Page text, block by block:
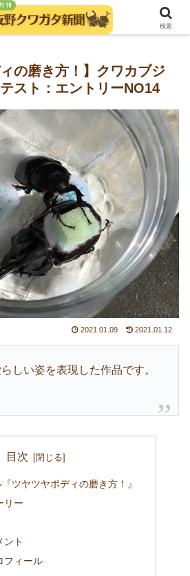
きのこ園クワガタ菌床販売部
ィの磨き方！】クワカブジ
スト：エントリーNO14
2021.01.09 2021.01.12
しい姿を表現した作品です。
目次
ツヤツヤボディの磨き方！』
リー
ント
フィール
検索